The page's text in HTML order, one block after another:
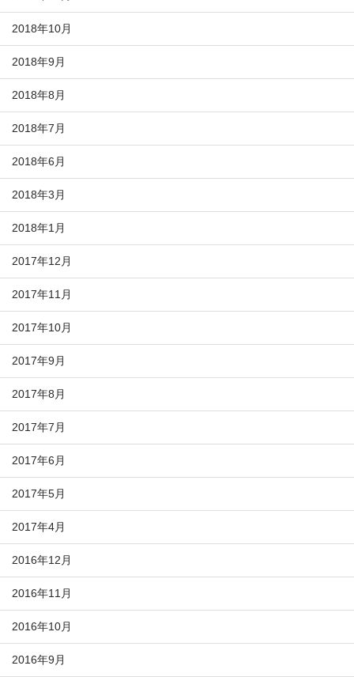
2018年10月
2018年9月
2018年8月
2018年7月
2018年6月
2018年3月
2018年1月
2017年12月
2017年11月
2017年10月
2017年9月
2017年8月
2017年7月
2017年6月
2017年5月
2017年4月
2016年12月
2016年11月
2016年10月
2016年9月